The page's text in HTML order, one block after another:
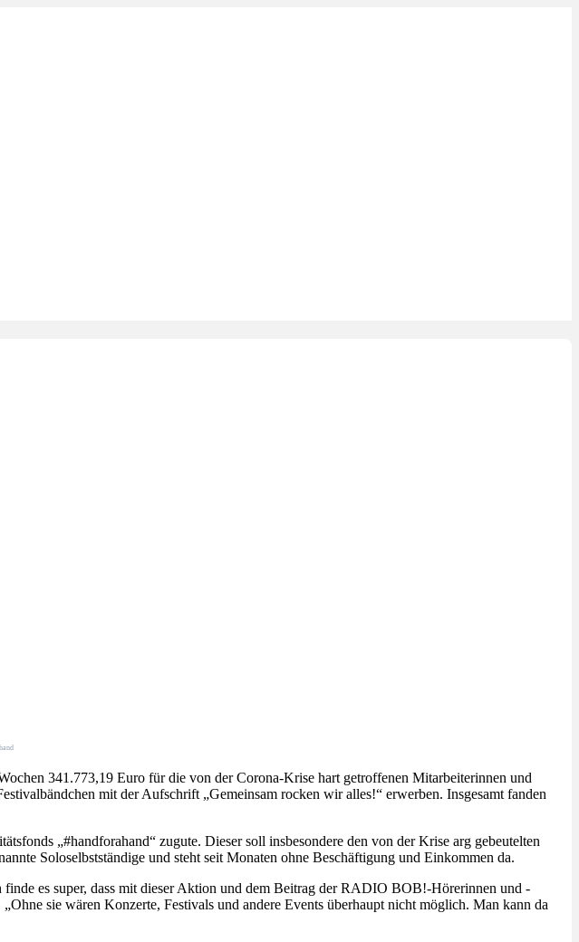
341.773,19 Euro für die von der Corona-Krise hart getroffenen Mitarbeiterinnen und
mit der Aufschrift „Gemeinsam rocken wir alles!“ erwerben. Insgesamt fanden
„#handforahand“ zugute. Dieser soll insbesondere den von der Krise arg gebeutelten
Soloselbstständige und steht seit Monaten ohne Beschäftigung und Einkommen da.
es super, dass mit dieser Aktion und dem Beitrag der RADIO BOB!-Hörerinnen und -
sie wären Konzerte, Festivals und andere Events überhaupt nicht möglich. Man kann da